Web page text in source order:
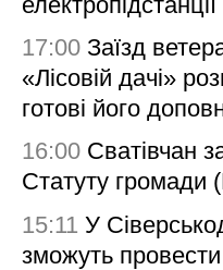
17:00 Заїзд
«Лісовій дачі»
готові його
16:00 Сватівчан
Статуту
15:11 У
зможуть